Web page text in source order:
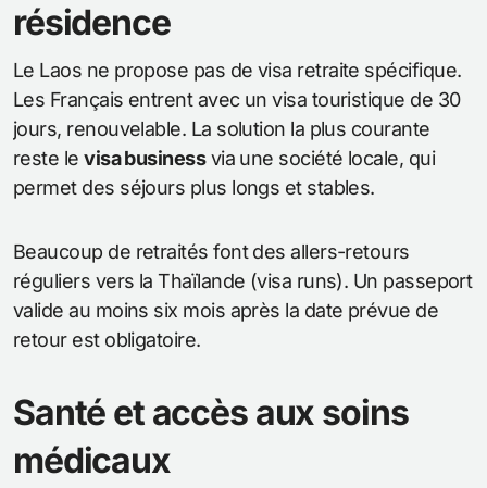
résidence
Le Laos ne propose pas de visa retraite spécifique.
Les Français entrent avec un visa touristique de 30
jours, renouvelable. La solution la plus courante
reste levisa businessvia une société locale, qui
permet des séjours plus longs et stables.
Beaucoup de retraités font des allers-retours
réguliers vers la Thaïlande (visa runs). Un passeport
valide au moins six mois après la date prévue de
retour est obligatoire.
Santé et accès aux soins
médicaux